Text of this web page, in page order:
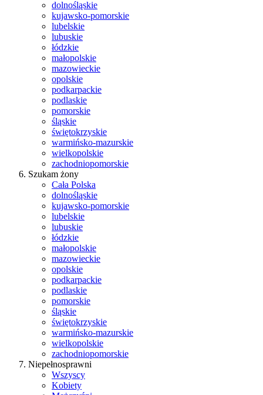
dolnośląskie
kujawsko-pomorskie
lubelskie
lubuskie
łódzkie
małopolskie
mazowieckie
opolskie
podkarpackie
podlaskie
pomorskie
śląskie
świętokrzyskie
warmińsko-mazurskie
wielkopolskie
zachodniopomorskie
Szukam żony
Cała Polska
dolnośląskie
kujawsko-pomorskie
lubelskie
lubuskie
łódzkie
małopolskie
mazowieckie
opolskie
podkarpackie
podlaskie
pomorskie
śląskie
świętokrzyskie
warmińsko-mazurskie
wielkopolskie
zachodniopomorskie
Niepełnosprawni
Wszyscy
Kobiety